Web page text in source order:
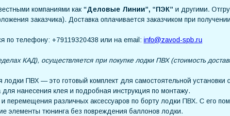
компаниями как “Деловые Линии”, “ПЭК” и другими.
заказчика). Доставка оплачивается заказчиком при
по телефону: +79119320438 или на email: info@zavod-spb.ru
КАД), осуществляется при покупке лодки ПВХ (стоимость
ПВХ — это готовый комплект для самостоятельной установки
нанесения клея и подробная инструкция по монтажу.
и перемещения различных аксессуаров по борту лодки ПВХ. С его
элементы тюнинга без повреждения баллонов лодки.